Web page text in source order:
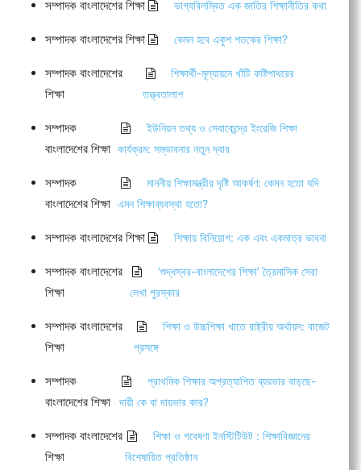
সম্পাদক বাংলাদেশের শিক্ষা ভাগ্যবিলম্বিত এক জাতির শিক্ষানীতির কথা
সম্পাদক বাংলাদেশের শিক্ষা কেমন হবে একুশ শতকের শিক্ষা?
সম্পাদক বাংলাদেশের
শিক্ষা
শিক্ষার্থী-মূল্যায়নে খাঁটি কষ্টিপাথরের
তত্ত্বতালাশ
সম্পাদক
বাংলাদেশের শিক্ষা
ইউনিয়ন তথ্য ও সেবাকেন্দ্রে ইংরেজি শিক্ষা
কার্যক্রম: সম্ভাবনার নতুন দ্বার
সম্পাদক
বাংলাদেশের শিক্ষা
মাননীয় শিক্ষামন্ত্রীর দৃষ্টি আকর্ষণ: কেমন হতো যদি
এমন শিক্ষাব্যবস্থা হতো?
সম্পাদক বাংলাদেশের শিক্ষা শিক্ষায় বিনিয়োগ: এক এবং একমাত্র ভাবনা
সম্পাদক বাংলাদেশের
শিক্ষা
‘শুদ্ধস্বর-বাংলাদেশের শিক্ষা’ ত্রৈমাসিক সেরা
লেখা পুরস্কার
সম্পাদক বাংলাদেশের
শিক্ষা
শিক্ষা ও উচ্চশিক্ষা খাতে রাষ্ট্রীয় অর্থায়ন: বাজেট
প্রসঙ্গে
সম্পাদক
বাংলাদেশের শিক্ষা
প্রাথমিক শিক্ষার অপ্রত্যাশিত ব্যয়ভার বাড়ছে-
দায়ী কে বা দায়ভার কার?
সম্পাদক বাংলাদেশের
শিক্ষা
শিক্ষা ও গবেষণা ইনস্টিটিউট : শিক্ষাবিজ্ঞানের
বিশেষায়িত প্রতিষ্ঠান